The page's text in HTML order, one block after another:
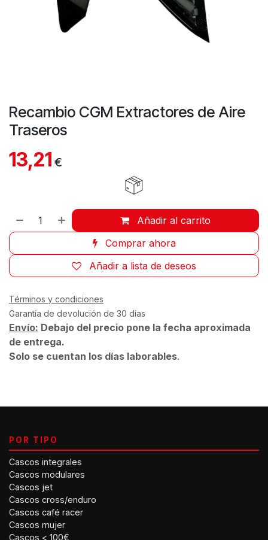
Recambio CGM Extractores de Aire
Traseros
13,21 €
Añadir al carrito
Comprar ahora
Añadir a lista de deseos
Términos y condiciones
Garantía de devolución de 30 días
Envío: Debajo del precio pone la fecha aproximada
de entrega.
Solo se cuentan los días laborables.
POR TIPO
Cascos integrales
Cascos modulares
Cascos jet
Cascos cross/enduro
Cascos café racer
Cascos mujer
Cascos < 100€